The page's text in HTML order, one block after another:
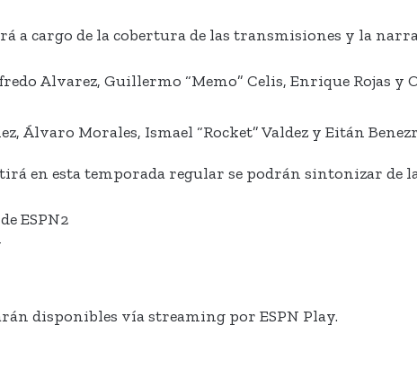
a cargo de la cobertura de las transmisiones y la
Alvarez, Guillermo “Memo” Celis, Enrique Rojas y
Álvaro Morales, Ismael “Rocket” Valdez y Eitán
en esta temporada regular se podrán sintonizar de
ESPN2
disponibles vía streaming por ESPN Play.